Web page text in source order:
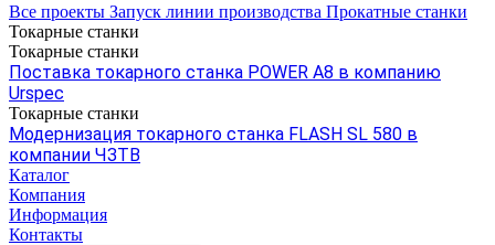
Все проекты Запуск линии производства Прокатные станки
Токарные станки
Токарные станки
Поставка токарного станка POWER A8 в компанию
Urspec
Токарные станки
Модернизация токарного станка FLASH SL 580 в
компании ЧЗТВ
Каталог
Компания
Информация
Контакты